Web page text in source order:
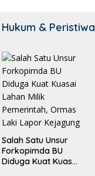
Hukum & Peristiwa
Salah Satu Unsur
Forkopimda BU
Diduga Kuat Kuasai